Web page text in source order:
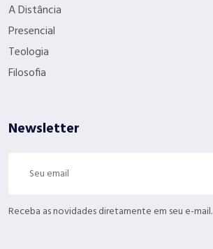
A Distância
Presencial
Teologia
Filosofia
Newsletter
Receba as novidades diretamente em seu e-mail.